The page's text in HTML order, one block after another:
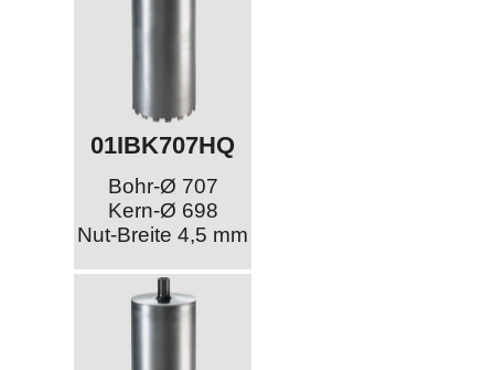
01IBK707HQ
Bohr-Ø 707
Kern-Ø 698
Nut-Breite 4,5 mm